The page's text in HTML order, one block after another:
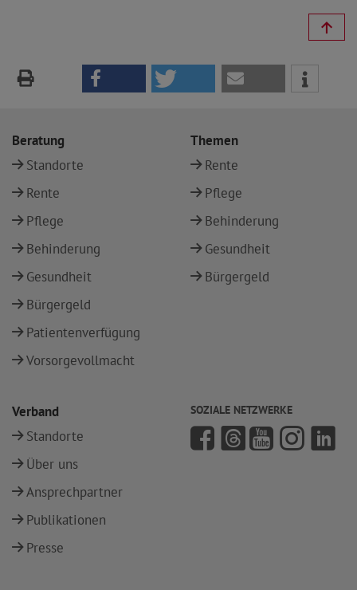
Beratung
Standorte
Rente
Pflege
Behinderung
Gesundheit
Bürgergeld
Patientenverfügung
Vorsorgevollmacht
Themen
Rente
Pflege
Behinderung
Gesundheit
Bürgergeld
Verband
Standorte
Über uns
Ansprechpartner
Publikationen
Presse
SOZIALE NETZWERKE